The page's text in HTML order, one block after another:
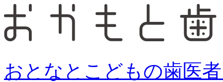
おとなとこどもの歯医